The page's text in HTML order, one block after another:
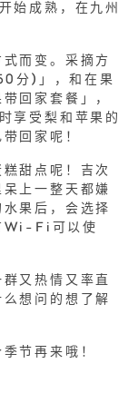
始成熟，在九州
而变。采摘方
分)」，和在果
回家套餐」，
享受梨和苹果的
回家呢！
甜点呢！吉次
上一整天都嫌
果后，会选择
Wi-Fi可以使
又热情又率直
想问的想了解
节再来哦！